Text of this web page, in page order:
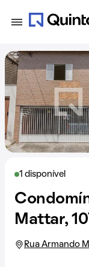
1 disponível
Mattar,
Rua Armando